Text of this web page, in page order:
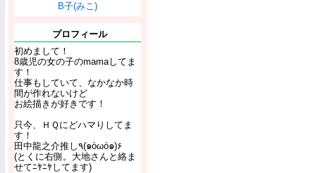
B子(みこ)
プロフィール
初めまして！
8歳児の女の子のmamaしてま
す！
仕事もしていて、なかなか時
間が作れないけど
お絵描きが好きです！
只今、ＨＱにどハマりしてま
す！
田中龍之介推し٩(๑òωó๑)۶
(とくに右側。大地さんと絡ま
せてﾆﾔﾆﾔしてます)